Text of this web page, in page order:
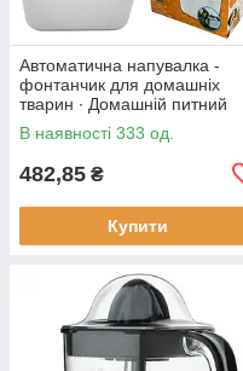
Автоматична напувалка -
фонтанчик для домашніх
тварин ∙ Домашній питний
фонтан із чашею для котів та
собак Pet Water FOUNTAIN
В наявності 333 од.
482,85 ₴
Купити